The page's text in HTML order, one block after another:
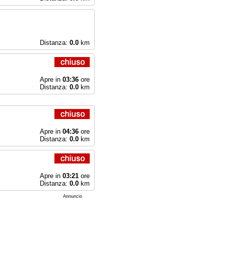
Distanza: 0.0km
Apre in 03:36ore
Distanza: 0.0km
Apre in 04:36ore
Distanza: 0.0km
Apre in 03:21ore
Distanza: 0.0km
Annuncio